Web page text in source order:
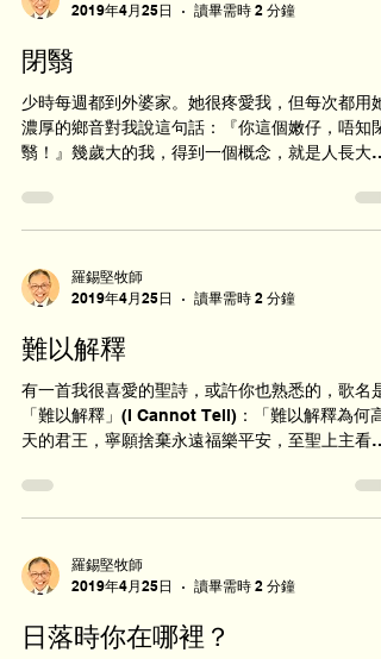
2019年4月25日
讀畢需時 2 分鐘
閉翳
少時每週都到外婆家。她很疼愛我，但每次都用她
濃厚的鄉音對我說這句話：『你這個嫩仔，唔知閉
翳！』幾歲大的我，得到一個概念，就是人長大就
不曉得。 最近偶然從網上字典裏，發現『閉翳』這
詞句的來源：傳說『龍』生了九個兒子，其中...
羅錫堅牧師
2019年4月25日
讀畢需時 2 分鐘
難以解釋
有一首我很喜愛的聖詩，或許你也熟悉的，歌名是
「難以解釋」(I Cannot Tell)：「難以解釋為何高
天的君王，寧願捨棄永遠福樂平安，至聖上主看輕
讚 226)。 這首歌的曲調與著名的英文民歌《孩子丹
尼》(Dann...
羅錫堅牧師
2019年4月25日
讀畢需時 2 分鐘
日落時你在哪裡？